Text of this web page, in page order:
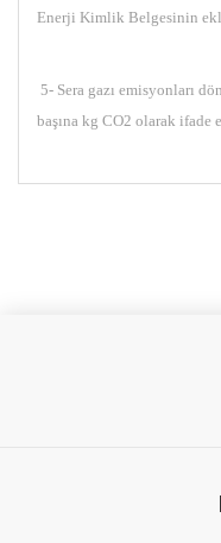
Enerji Kimlik Belgesinin
5- Sera gazı emisyonları
başına kg CO2 olarak ifade